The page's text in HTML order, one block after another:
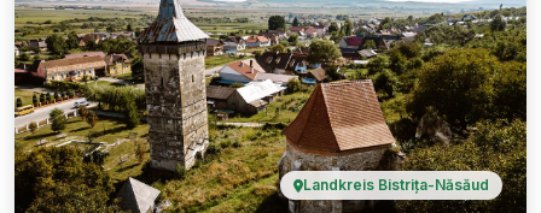
Landkreis Bistrița-Năsăud